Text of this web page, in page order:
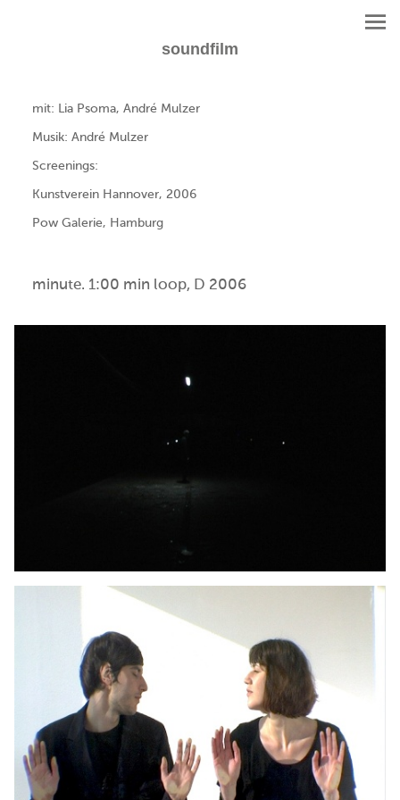
soundfilm
mit: Lia Psoma, André Mulzer
Musik: André Mulzer
Screenings:
Kunstverein Hannover, 2006
Pow Galerie, Hamburg
minute. 1:00 min loop, D 2006